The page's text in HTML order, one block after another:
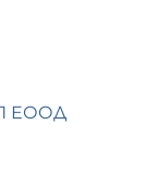
ЕООД